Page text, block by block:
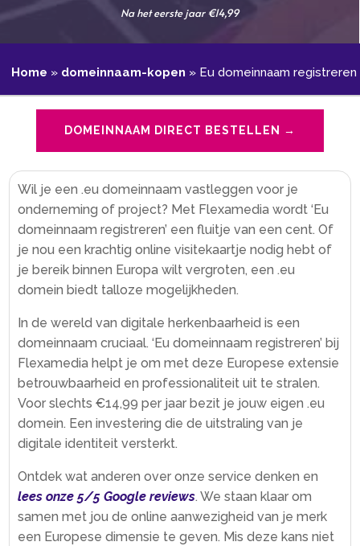
Na het eerste jaar €14,99
Home » domeinnaam-kopen » Eu domeinnaam registreren
DOMEINNAAM DIRECT BESTELLEN →
Wil je een .​eu domeinnaam vastleggen voor je
onderneming of project? Met Flexamedia wordt ‘Eu
domeinnaam registreren’ een fluitje van een cent.​ Of
je nou een krachtig online visitekaartje nodig hebt of
je bereik binnen Europa wilt vergroten, een .​eu
domein biedt talloze mogelijkheden.​
In de wereld van digitale herkenbaarheid is een
domeinnaam cruciaal.​ ‘Eu domeinnaam registreren’ bij
Flexamedia helpt je om met deze Europese extensie
betrouwbaarheid en professionaliteit uit te stralen.​
Voor slechts €14,99 per jaar bezit je jouw eigen .​eu
domein.​ Een investering die de uitstraling van je
digitale identiteit versterkt.​
Ontdek wat anderen over onze service denken en
lees onze 5/5 Google reviews.​ We staan klaar om
samen met jou de online aanwezigheid van je merk
een Europese dimensie te geven.​ Mis deze kans niet